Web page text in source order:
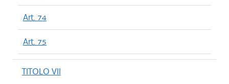
Art. 74
Art. 75
TITOLO VII